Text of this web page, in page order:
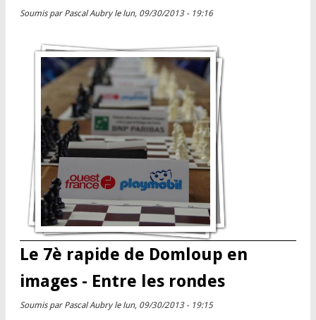
Soumis par Pascal Aubryle lun, 09/30/2013 - 19:16
Le 7è rapide de Domloup en
images - Entre les rondes
Soumis par Pascal Aubryle lun, 09/30/2013 - 19:15